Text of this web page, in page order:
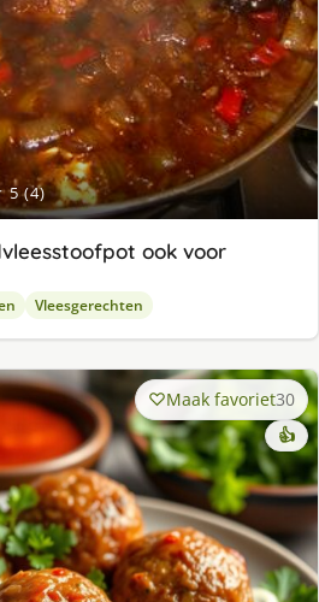
5 (4)
ook voor
Vleesgerechten
Maak favoriet30
👍